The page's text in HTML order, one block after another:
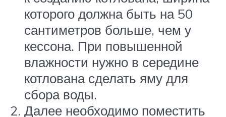
которого должна быть на 50
сантиметров больше, чем у
кессона. При повышенной
влажности нужно в середине
котлована сделать яму для
сбора воды.
Далее необходимо поместить